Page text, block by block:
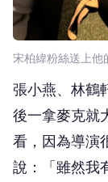
宋柏緯粉絲送上他
張小燕、林鶴
後一拿麥克就
看，因為導演
說：「雖然我